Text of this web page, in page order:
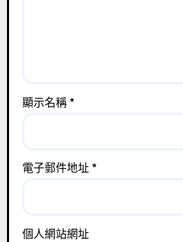
顯示名稱 *
電子郵件地址 *
個人網站網址